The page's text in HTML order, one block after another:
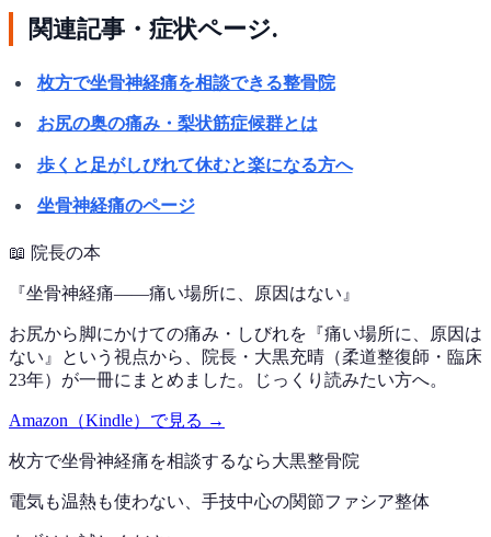
関連記事・症状ページ.
枚方で坐骨神経痛を相談できる整骨院
お尻の奥の痛み・梨状筋症候群とは
歩くと足がしびれて休むと楽になる方へ
坐骨神経痛のページ
📖 院長の本
『坐骨神経痛——痛い場所に、原因はない 』
お尻から脚にかけての痛み・しびれを『痛い場所に、原因は
ない』という視点から、院長・大黒充晴（柔道整復師・臨床
23年）が一冊にまとめました。じっくり読みたい方へ。
Amazon（Kindle）で見る →
枚方で坐骨神経痛を相談するなら大黒整骨院
電気も温熱も使わない、手技中心の関節ファシア整体